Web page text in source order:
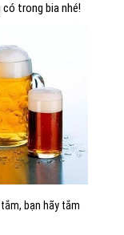
trong bia nhé!
bạn hãy tắm